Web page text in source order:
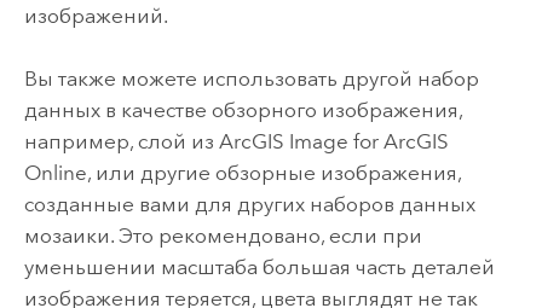
изображений.
Вы также можете использовать другой набор
данных в качестве обзорного изображения,
например, слой из ArcGIS Image for ArcGIS
Online, или другие обзорные изображения,
созданные вами для других наборов данных
мозаики. Это рекомендовано, если при
уменьшении масштаба большая часть деталей
изображения теряется, цвета выглядят не так